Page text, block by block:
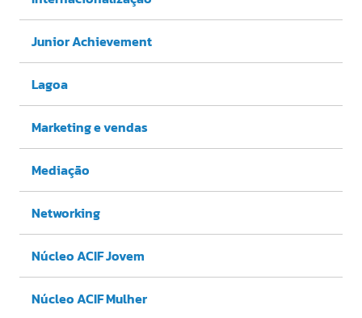
Junior Achievement
Lagoa
Marketing e vendas
Mediação
Networking
Núcleo ACIF Jovem
Núcleo ACIF Mulher